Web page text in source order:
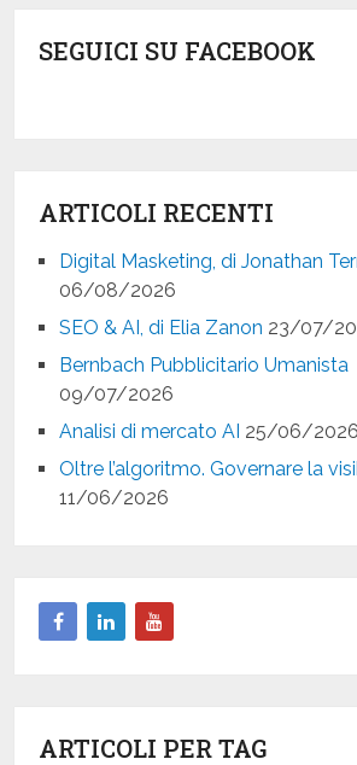
SEGUICI SU FACEBOOK
ARTICOLI RECENTI
Digital Masketing, di Jonathan
06/08/2026
SEO & AI, di Elia Zanon 23/07/
Bernbach Pubblicitario Umanista
09/07/2026
Analisi di mercato AI 25/06/2026
Oltre l’algoritmo. Governare la
11/06/2026
ARTICOLI PER TAG